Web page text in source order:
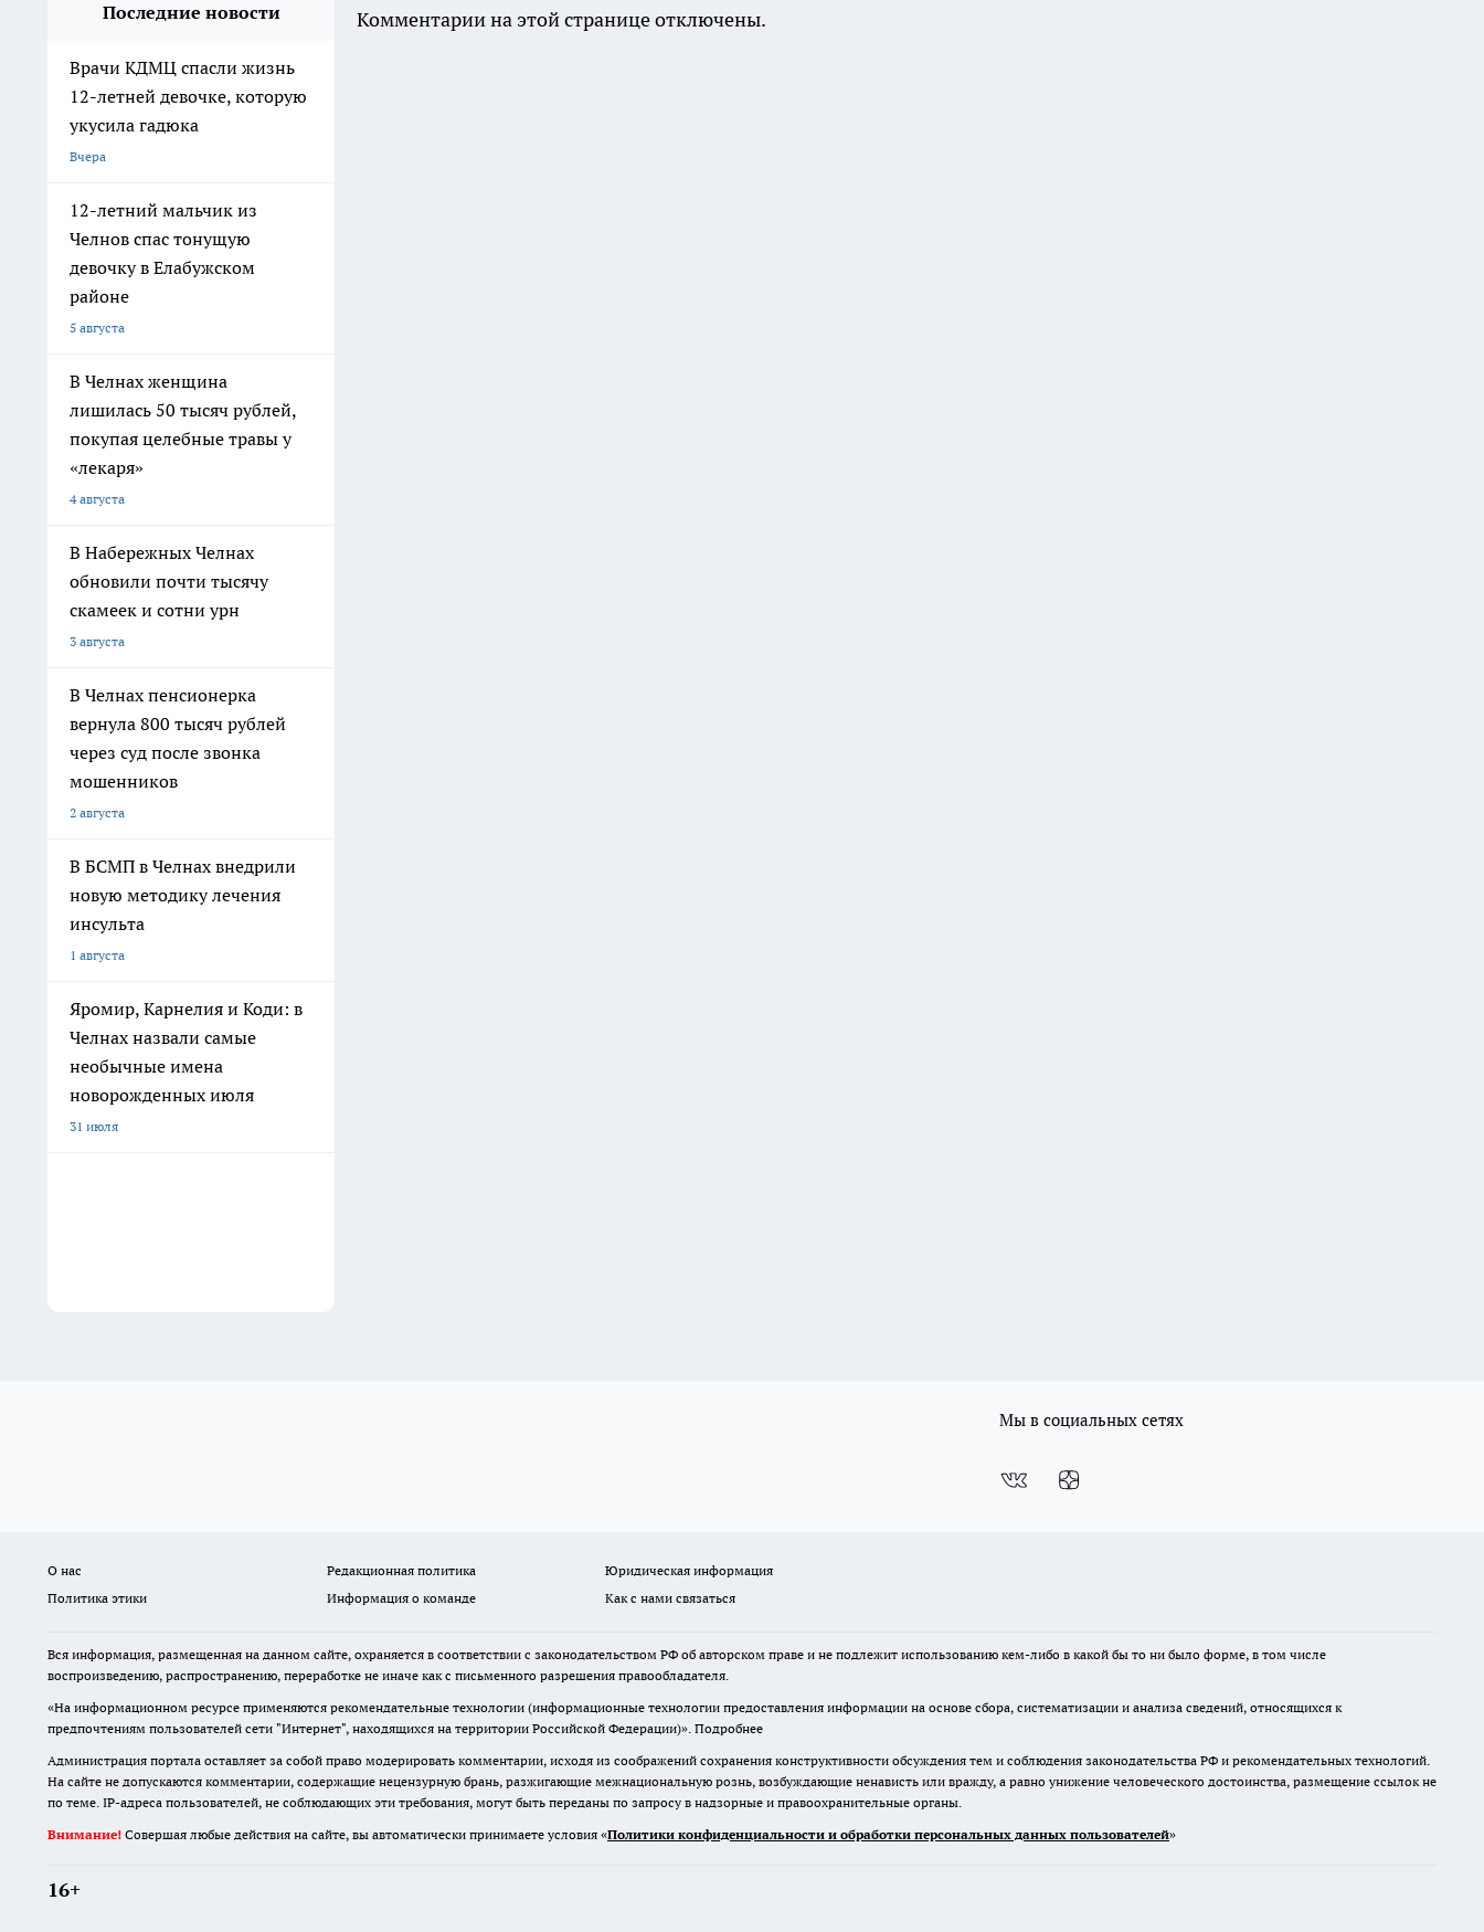
Последние новости
Врачи КДМЦ спасли жизнь
12-летней девочке, которую
укусила гадюка
Вчера
12-летний мальчик из
Челнов спас тонущую
девочку в Елабужском
районе
5 августа
В Челнах женщина
лишилась 50 тысяч рублей,
покупая целебные травы у
«лекаря»
4 августа
В Набережных Челнах
обновили почти тысячу
скамеек и сотни урн
3 августа
В Челнах пенсионерка
вернула 800 тысяч рублей
через суд после звонка
мошенников
2 августа
В БСМП в Челнах внедрили
новую методику лечения
инсульта
1 августа
Яромир, Карнелия и Коди: в
Челнах назвали самые
необычные имена
новорожденных июля
31 июля
Комментарии на этой странице отключены.
Мы в социальных сетях
О нас Редакционная политика
Юридическая информация
Политика этики
Информация о команде Как с нами связаться
Вся информация, размещенная на данном сайте, охраняется в соответствии с законодательством РФ об авторском праве и не подлежит использованию кем-либо в какой бы то ни было форме, в том числе
воспроизведению, распространению, переработке не иначе как с письменного разрешения правообладателя.
«На информационном ресурсе применяются рекомендательные технологии (информационные технологии предоставления информации на основе сбора, систематизации и анализа сведений, относящихся к
предпочтениям пользователей сети "Интернет", находящихся на территории Российской Федерации)». Подробнее
Администрация портала оставляет за собой право модерировать комментарии, исходя из соображений сохранения конструктивности обсуждения тем и соблюдения законодательства РФ и рекомендательных технологий.
На сайте не допускаются комментарии, содержащие нецензурную брань, разжигающие межнациональную рознь, возбуждающие ненависть или вражду, а равно унижение человеческого достоинства, размещение ссылок не
по теме. IP-адреса пользователей, не соблюдающих эти требования, могут быть переданы по запросу в надзорные и правоохранительные органы.
Внимание! Совершая любые действия на сайте, вы автоматически принимаете условия «Политики конфиденциальности и обработки персональных данных пользователей»
16+